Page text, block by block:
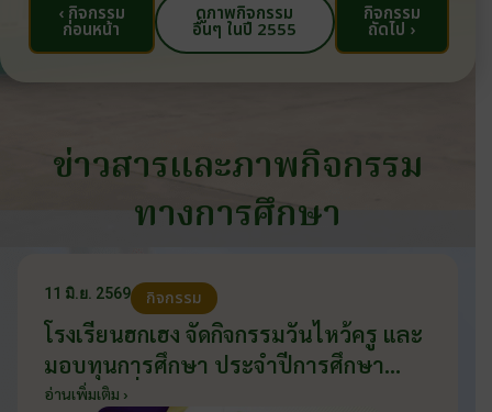
‹ กิจกรรม
ก่อนหน้า
ดูภาพกิจกรรม
อื่นๆ ในปี 2555
กิจกรรม
ถัดไป ›
ข่าวสารและภาพกิจกรรม
ทางการศึกษา
11 มิ.ย. 2569 กิจกรรม
โรงเรียนฮกเฮง จัดกิจกรรมวันไหว้ครู และ
มอบทุนการศึกษา ประจำปีการศึกษา
2569 วันที่ 11 มิถุนายน 2569
อ่านเพิ่มเติม ›